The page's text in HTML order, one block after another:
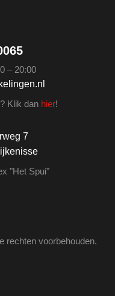
– 20:00
Klik dan hier!
7
"Het Spui"
rechten voorbehouden.